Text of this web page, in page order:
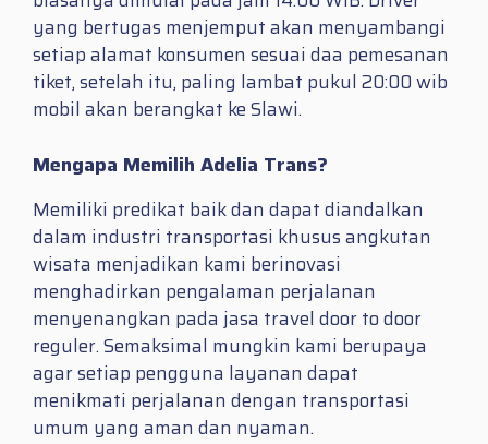
yang bertugas menjemput akan menyambangi
setiap alamat konsumen sesuai daa pemesanan
tiket, setelah itu, paling lambat pukul 20:00 wib
mobil akan berangkat ke Slawi.
Mengapa Memilih Adelia Trans?
Memiliki predikat baik dan dapat diandalkan
dalam industri transportasi khusus angkutan
wisata menjadikan kami berinovasi
menghadirkan pengalaman perjalanan
menyenangkan pada jasa travel door to door
reguler. Semaksimal mungkin kami berupaya
agar setiap pengguna layanan dapat
menikmati perjalanan dengan transportasi
umum yang aman dan nyaman.